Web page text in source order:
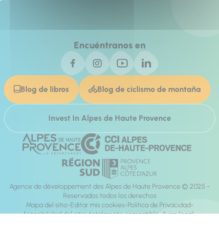
Encuéntranos en
Blog de libros Blog de ciclismo de montaña
Invest In Alpes de Haute Provence
Agence de développement des Alpes de Haute Provence © 2025 -
Reservados todos los derechos
Mapa del sitio Editar mis cookies Política de Privacidad
Accesibilidad del sitio: totalmente compatible Aviso legal